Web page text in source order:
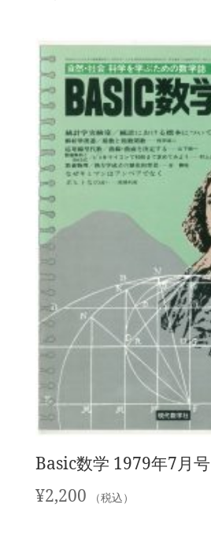
Basic数学 1979年7月号
¥2,200 （税込）